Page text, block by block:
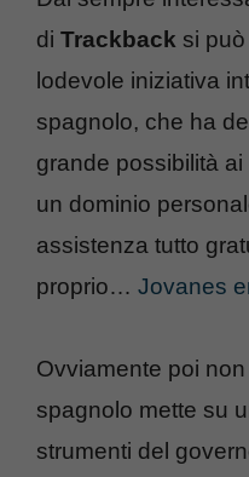
di Trackback si
lodevole iniziativa
spagnolo, che ha
grande possibilità
un dominio
assistenza tutto
proprio… Jovanes
Ovviamente poi
spagnolo mette su
strumenti del